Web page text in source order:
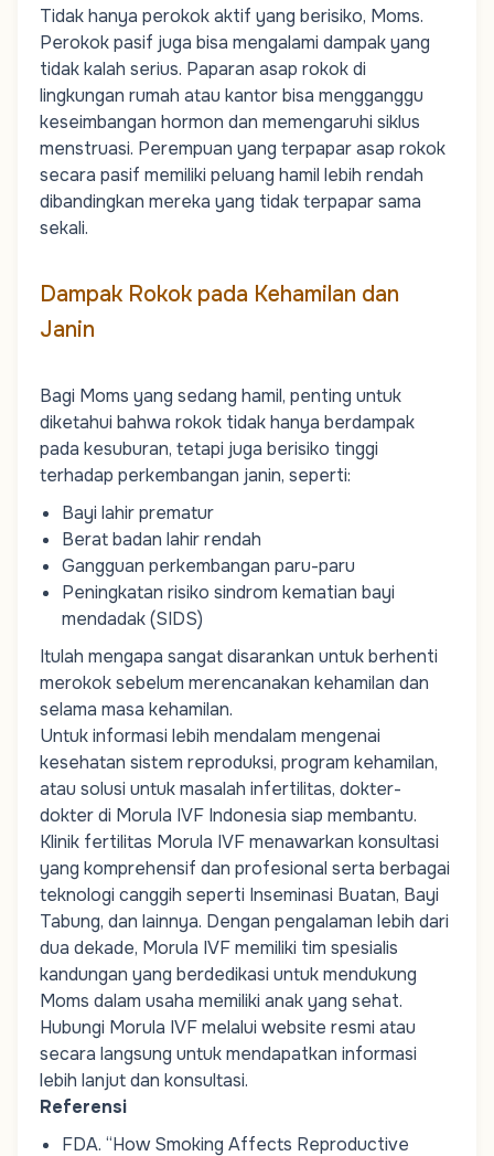
Tidak hanya perokok aktif yang berisiko, Moms.
Perokok pasif juga bisa mengalami dampak yang
tidak kalah serius. Paparan asap rokok di
lingkungan rumah atau kantor bisa mengganggu
keseimbangan hormon dan memengaruhi siklus
menstruasi. Perempuan yang terpapar asap rokok
secara pasif memiliki peluang hamil lebih rendah
dibandingkan mereka yang tidak terpapar sama
sekali.
Dampak Rokok pada Kehamilan dan
Janin
Bagi Moms yang sedang hamil, penting untuk
diketahui bahwa rokok tidak hanya berdampak
pada kesuburan, tetapi juga berisiko tinggi
terhadap perkembangan janin, seperti:
Bayi lahir prematur
Berat badan lahir rendah
Gangguan perkembangan paru-paru
Peningkatan risiko sindrom kematian bayi
mendadak (SIDS)
Itulah mengapa sangat disarankan untuk berhenti
merokok sebelum merencanakan kehamilan dan
selama masa kehamilan.
Untukinformasi lebih mendalam mengenai
kesehatan sistem reproduksi, program kehamilan,
atau solusi untukmasalah infertilitas, dokter-
dokterdi Morula IVF Indonesia siap membantu.
Klinik fertilitas Morula IVFmenawarkan konsultasi
yang komprehensif dan profesional serta berbagai
teknologi canggih seperti Inseminasi Buatan, Bayi
Tabung, dan lainnya. Dengan pengalaman lebih dari
dua dekade, Morula IVFmemiliki tim spesialis
kandungan yang berdedikasi untukmendukung
Moms dalam usaha memiliki anakyang sehat.
Hubungi Morula IVFmelalui website resmi atau
secara langsung untukmendapatkan informasi
lebih lanjutdan konsultasi.
Referensi
FDA. “How Smoking Affects Reproductive